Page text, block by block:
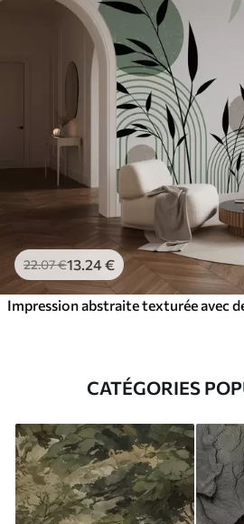
22.07€13 .24€
CATÉGORIES